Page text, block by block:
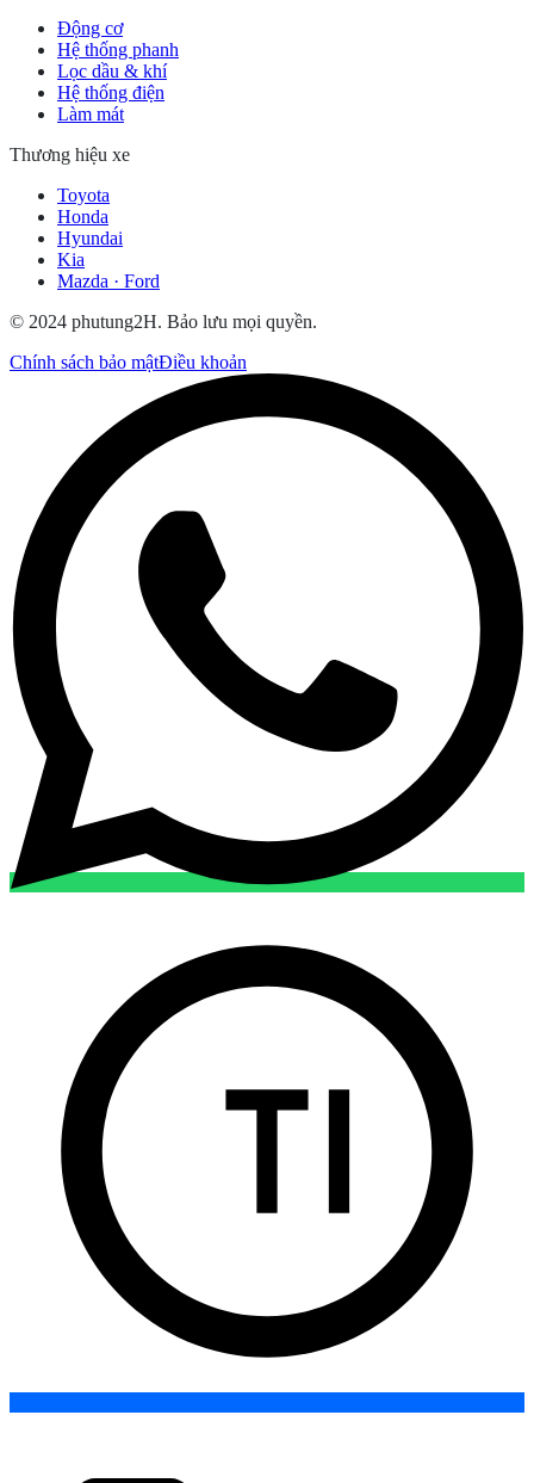
Động cơ
Hệ thống phanh
Lọc dầu & khí
Hệ thống điện
Làm mát
Thương hiệu xe
Toyota
Honda
Hyundai
Kia
Mazda · Ford
© 2024 phutung2H. Bảo lưu mọi quyền.
Chính sách bảo mậtĐiều khoản